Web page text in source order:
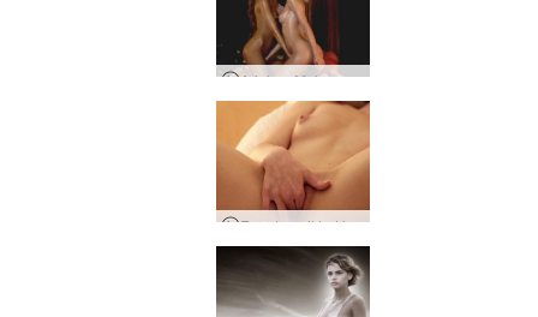
Ariel en Melena Maria Harem
Een dag uit het leven van Alina, Lviv, Oekraïne Deel 2